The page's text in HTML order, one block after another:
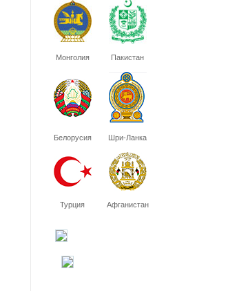
Монголия Пакистан
Белорусия Шри-Ланка
Турция Афганистан